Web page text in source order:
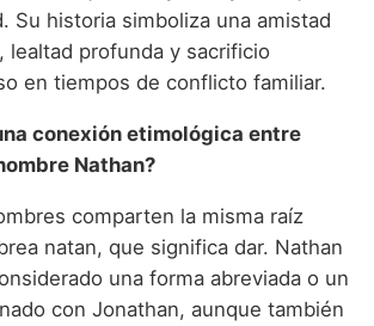
Su historia simboliza una amistad
lealtad profunda y sacrificio
en tiempos de conflicto familiar.
conexión etimológica entre
Nathan?
comparten la misma raíz
natan, que significa dar. Nathan
una forma abreviada o un
con Jonathan, aunque también